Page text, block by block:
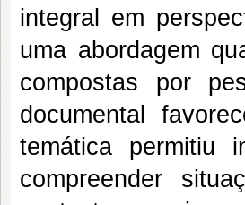
integral em
uma abordagem
compostas por
documental
temática permitiu
compreender